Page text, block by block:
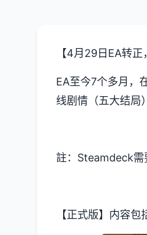
【4月29日EA转正
EA至今7个多月，
线剧情（五大结局
註：Steamdeck需
【正式版】内容包